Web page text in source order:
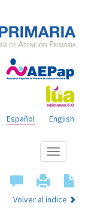
English
Español
Mostrar
menú
Volver al índice